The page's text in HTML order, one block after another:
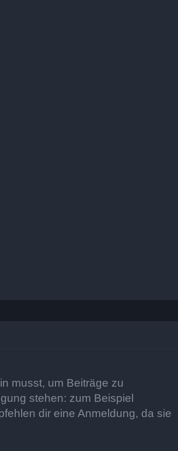
musst, um Beiträge zu
stehen: zum Beispiel
dir eine Anmeldung, da sie